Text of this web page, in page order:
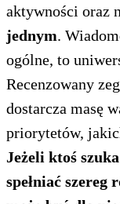
aktywności oraz
jednym.
ogólne, to
Recenzowany
dostarcza masę
priorytetów,
Jeżeli ktoś
spełniać